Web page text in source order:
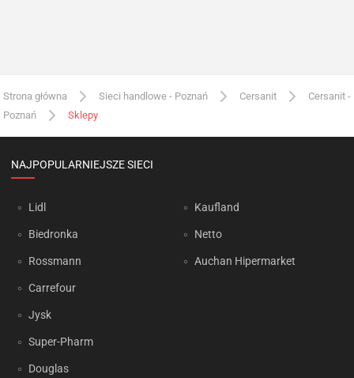
Strona główna Sieci handlowe - Poznań Cersanit
Cersanit -
Poznań
Sklepy
NAJPOPULARNIEJSZE SIECI
Lidl
Biedronka
Rossmann
Carrefour
Jysk
Super-Pharm
Douglas
Kaufland
Netto
Auchan Hipermarket